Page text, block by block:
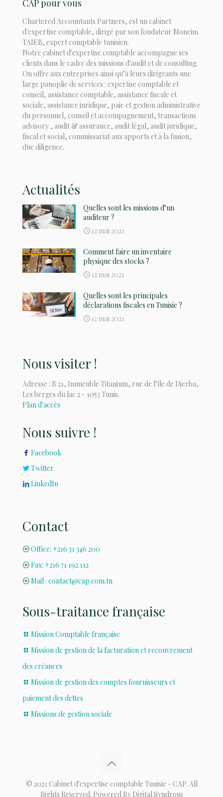
CAP pour vous
Chartered Accountants Partners, est un cabinet
d'expertise comptable, dirigé par son fondateur Moneim
TAIEB, expert comptable tunisien.
Notre cabinet d'expertise comptable accompagne ses
clients dans le cadre des missions d'audit et de consulting.
On offre aux entreprises ainsi qu’à leurs dirigeants une
large panoplie de services : expertise comptable et
conseil, assistance comptable, assistance fiscale et
sociale, assistance juridique, paie et gestion administrative
du personnel, conseil et accompagnement, transactions
advisory , audit & assurance, audit légal, audit juridique,
fiscal et social, commissariat aux apports et à la fusion,
due diligence.
Actualités
Quelles sont les missions d’un
auditeur ?
12 mai 2021
Comment faire un inventaire
physique des stocks ?
12 mai 2021
Quelles sont les principales
déclarations fiscales en Tunisie ?
12 mai 2021
Nous visiter !
Adresse : B 21, Immeuble Titanium, rue de l’île de Djerba,
Les berges du lac 2 - 1053 Tunis.
Plan d'accès
Nous suivre !
Facebook
Twitter
LinkedIn
Contact
Office: +216 31 346 200
Fax: +216 71 192 112
Mail : contact@cap.com.tn
Sous-traitance française
Mission Comptable française
Mission de gestion de la facturation et recouvrement
des créances
Mission de gestion des comptes fournisseurs et
paiement des dettes
Missions de gestion sociale
© 2021 Cabinet d'expertise comptable Tunisie - CAP. All
Rights Reserved. Powered By Digital Syndrom